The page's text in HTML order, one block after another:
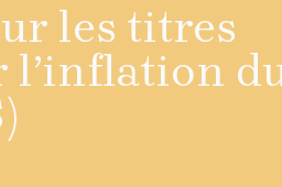
les titres
l’inflation